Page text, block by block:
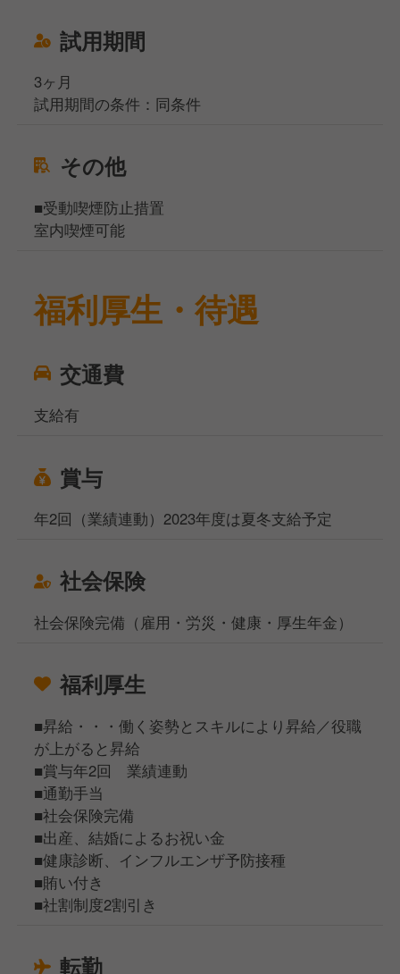
試用期間
3ヶ月
試用期間の条件：同条件
その他
■受動喫煙防止措置
室内喫煙可能
福利厚生・待遇
交通費
支給有
賞与
年2回（業績連動）2023年度は夏冬支給予定
社会保険
社会保険完備（雇用・労災・健康・厚生年金）
福利厚生
■昇給・・・働く姿勢とスキルにより昇給／役職
が上がると昇給
■賞与年2回 業績連動
■通勤手当
■社会保険完備
■出産、結婚によるお祝い金
■健康診断、インフルエンザ予防接種
■賄い付き
■社割制度2割引き
転勤